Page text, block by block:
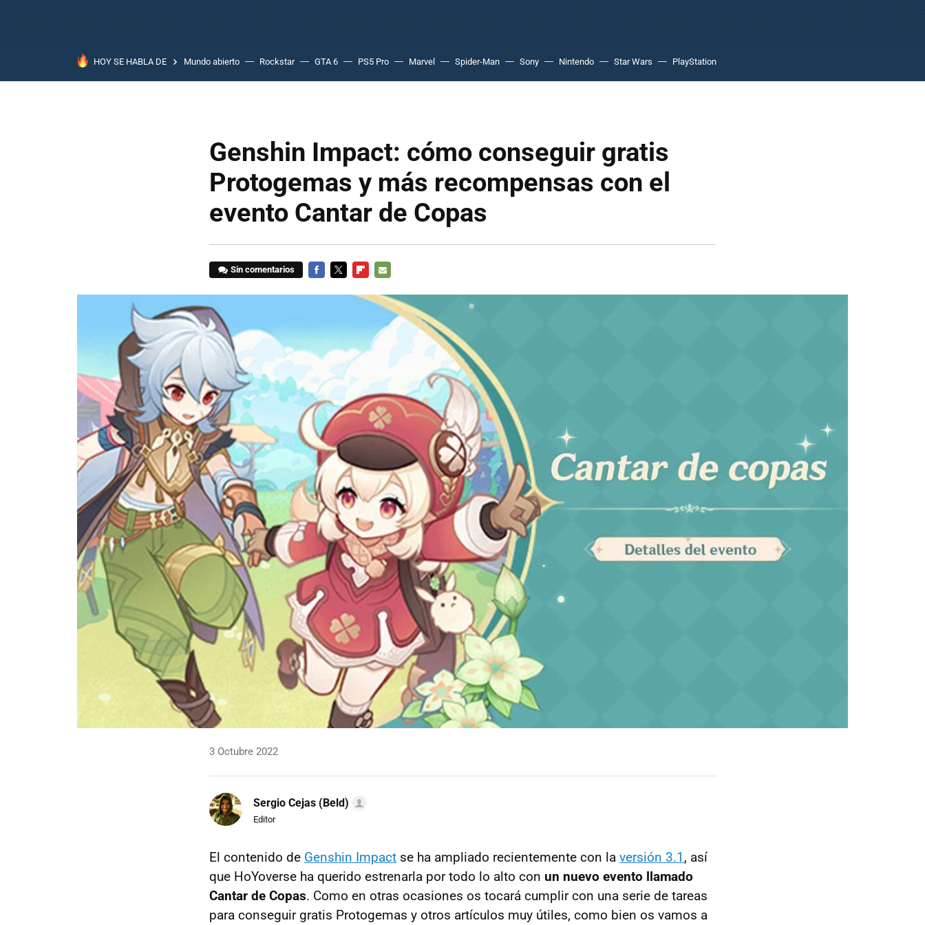
HOY SE HABLA DE Mundo abierto Rockstar GTA 6 PS5 Pro Marvel Spider-Man Sony Nintendo Star Wars PlayStation
Genshin Impact: cómo conseguir gratis
Protogemas y más recompensas con el
evento Cantar de Copas
Sin comentarios
MAIL
3 Octubre 2022
Sergio Cejas (Beld)
Editor
El contenido de Genshin Impact se ha ampliado recientemente con la versión 3.1 , así
que HoYoverse ha querido estrenarla por todo lo alto con un nuevo evento llamado
Cantar de Copas. Como en otras ocasiones os tocará cumplir con una serie de tareas
para conseguir gratis Protogemas y otros artículos muy útiles, como bien os vamos a